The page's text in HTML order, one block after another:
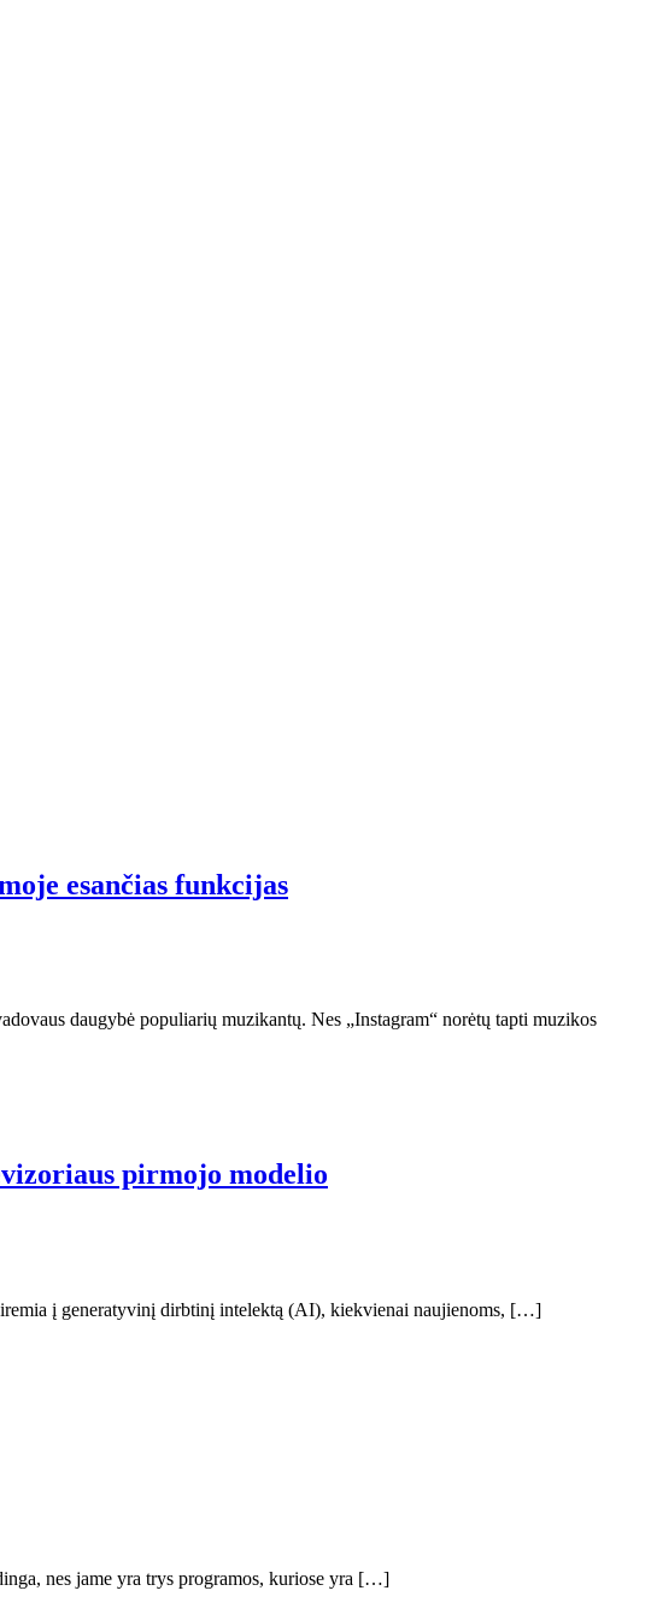
esančias funkcijas
daugybė populiarių muzikantų. Nes „Instagram“ norėtų tapti muzikos
pirmojo modelio
į generatyvinį dirbtinį intelektą (AI), kiekvienai naujienoms, […]
nes jame yra trys programos, kuriose yra […]